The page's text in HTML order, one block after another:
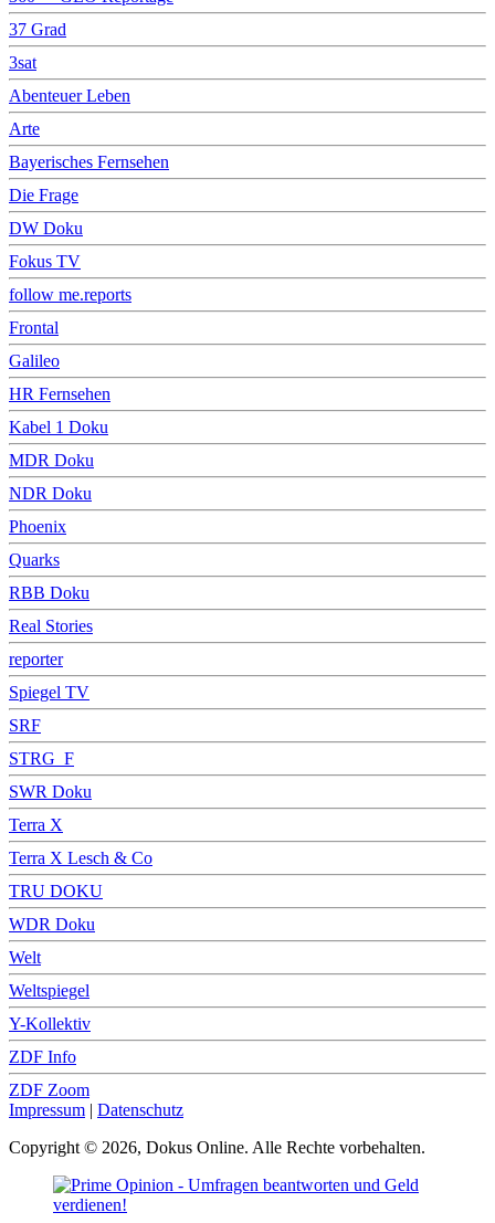
37 Grad
3sat
Abenteuer Leben
Arte
Bayerisches Fernsehen
Die Frage
DW Doku
Fokus TV
follow me.reports
Frontal
Galileo
HR Fernsehen
Kabel 1 Doku
MDR Doku
NDR Doku
Phoenix
Quarks
RBB Doku
Real Stories
reporter
Spiegel TV
SRF
STRG_F
SWR Doku
Terra X
Terra X Lesch & Co
TRU DOKU
WDR Doku
Welt
Weltspiegel
Y-Kollektiv
ZDF Info
ZDF Zoom
Impressum | Datenschutz
Copyright © 2026, Dokus Online. Alle Rechte vorbehalten.